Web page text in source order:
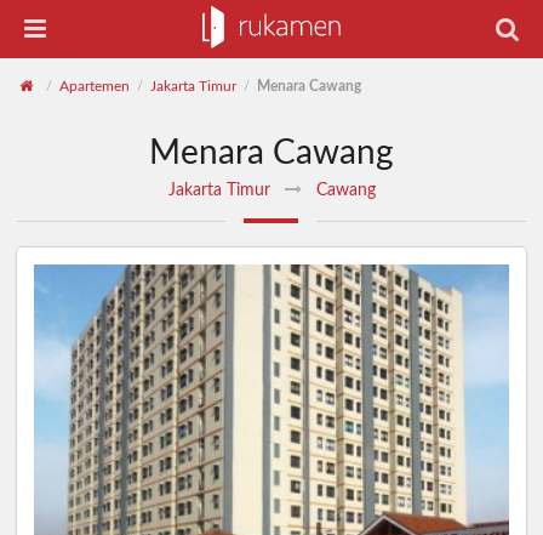
/ Apartemen / Jakarta Timur / Menara Cawang
Menara Cawang
Jakarta Timur Cawang